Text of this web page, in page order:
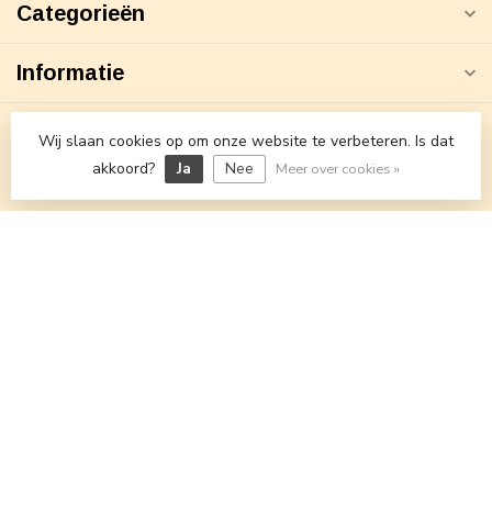
Categorieën
Informatie
Openingstijden
Wij slaan cookies op om onze website te verbeteren. Is dat
akkoord?
Ja Nee Meer over cookies »